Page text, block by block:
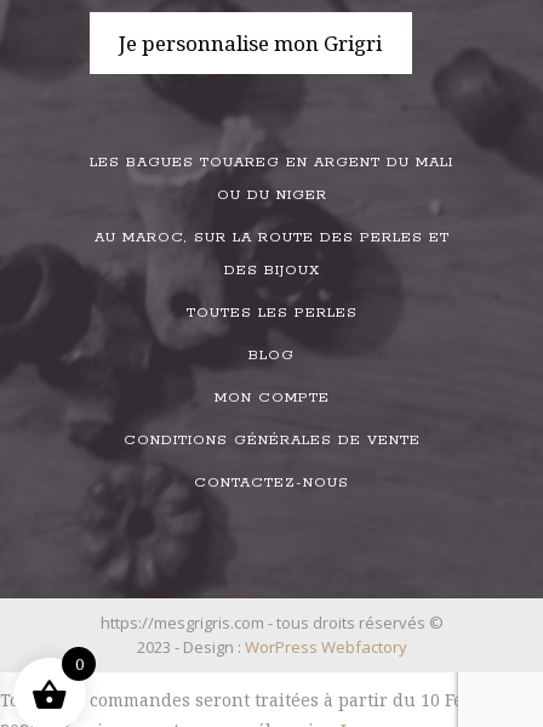
Je personnalise mon Grigri
LES BAGUES TOUAREG EN ARGENT DU MALI
OU DU NIGER
AU MAROC, SUR LA ROUTE DES PERLES ET
DES BIJOUX
TOUTES LES PERLES
BLOG
MON COMPTE
CONDITIONS GÉNÉRALES DE VENTE
CONTACTEZ-NOUS
https://mesgrigris.com - tous droits réservés ©
2023 - Design : WorPress Webfactory
Toutes les commandes seront traitées à partir du 10 Février
0